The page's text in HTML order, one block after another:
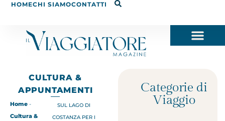
HOMECHI SIAMOCONTATTI
CULTURA &
APPUNTAMENTI
Home -
Cultura &
SUL LAGO DI
COSTANZA PER I
Categorie di
Viaggio